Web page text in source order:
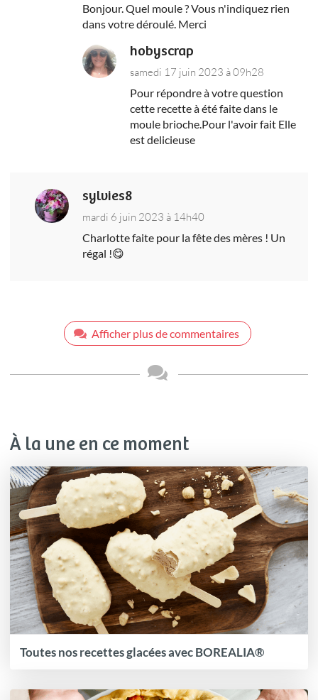
Bonjour. Quel moule ? Vous n'indiquez rien
dans votre déroulé. Merci
hobyscrap
samedi 17 juin 2023 à 09h28
Pour répondre à votre question
cette recette à été faite dans le
moule brioche.Pour l'avoir fait Elle
est delicieuse
sylvies8
mardi 6 juin 2023 à 14h40
Charlotte faite pour la fête des mères ! Un
régal !😋
Afficher plus de commentaires
À la une en ce moment
Toutes nos recettes glacées avec BOREALIA®